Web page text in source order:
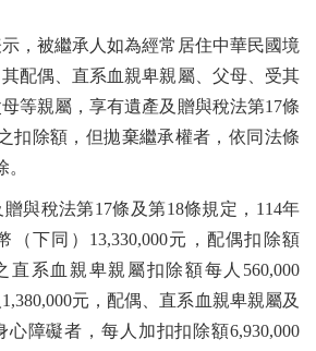
，被繼承人如為經常居住中華民國境
配偶、直系血親卑親屬、父母、受其
等親屬，享有遺產及贈與稅法第17條
扣除額，但拋棄繼承權者，依同法條
與稅法第17條及第18條規定，114年
（下同）13,330,000元，配偶扣除額
直系血親卑親屬扣除額每人560,000
元，配偶、直系血親卑親屬及
障礙者，每人加扣扣除額6,930,000